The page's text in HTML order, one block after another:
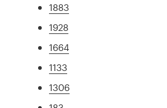
1883
1928
1664
1133
1306